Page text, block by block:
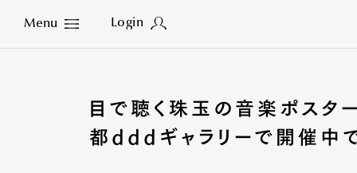
Menu Login
Close
目で聴く珠玉の音楽ポスター
都dddギャラリーで開催中